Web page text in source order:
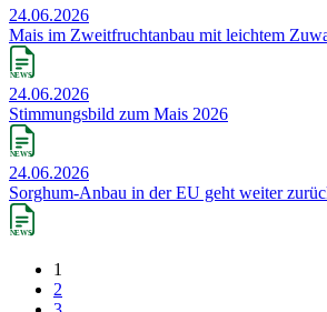
24.06.2026
Mais im Zweitfruchtanbau mit leichtem
24.06.2026
Stimmungsbild zum Mais 2026
24.06.2026
Sorghum-Anbau in der EU geht weiter
1
2